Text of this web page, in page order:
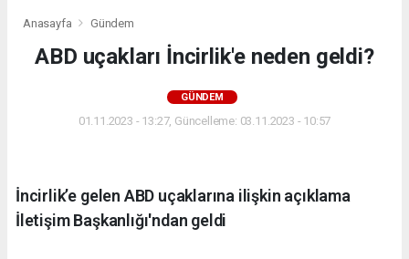
Anasayfa Gündem
ABD uçakları İncirlik'e neden geldi?
GÜNDEM
01.11.2023 - 13:27, Güncelleme: 03.11.2023 - 10:57
İncirlik’e gelen ABD uçaklarına ilişkin açıklama
İletişim Başkanlığı'ndan geldi